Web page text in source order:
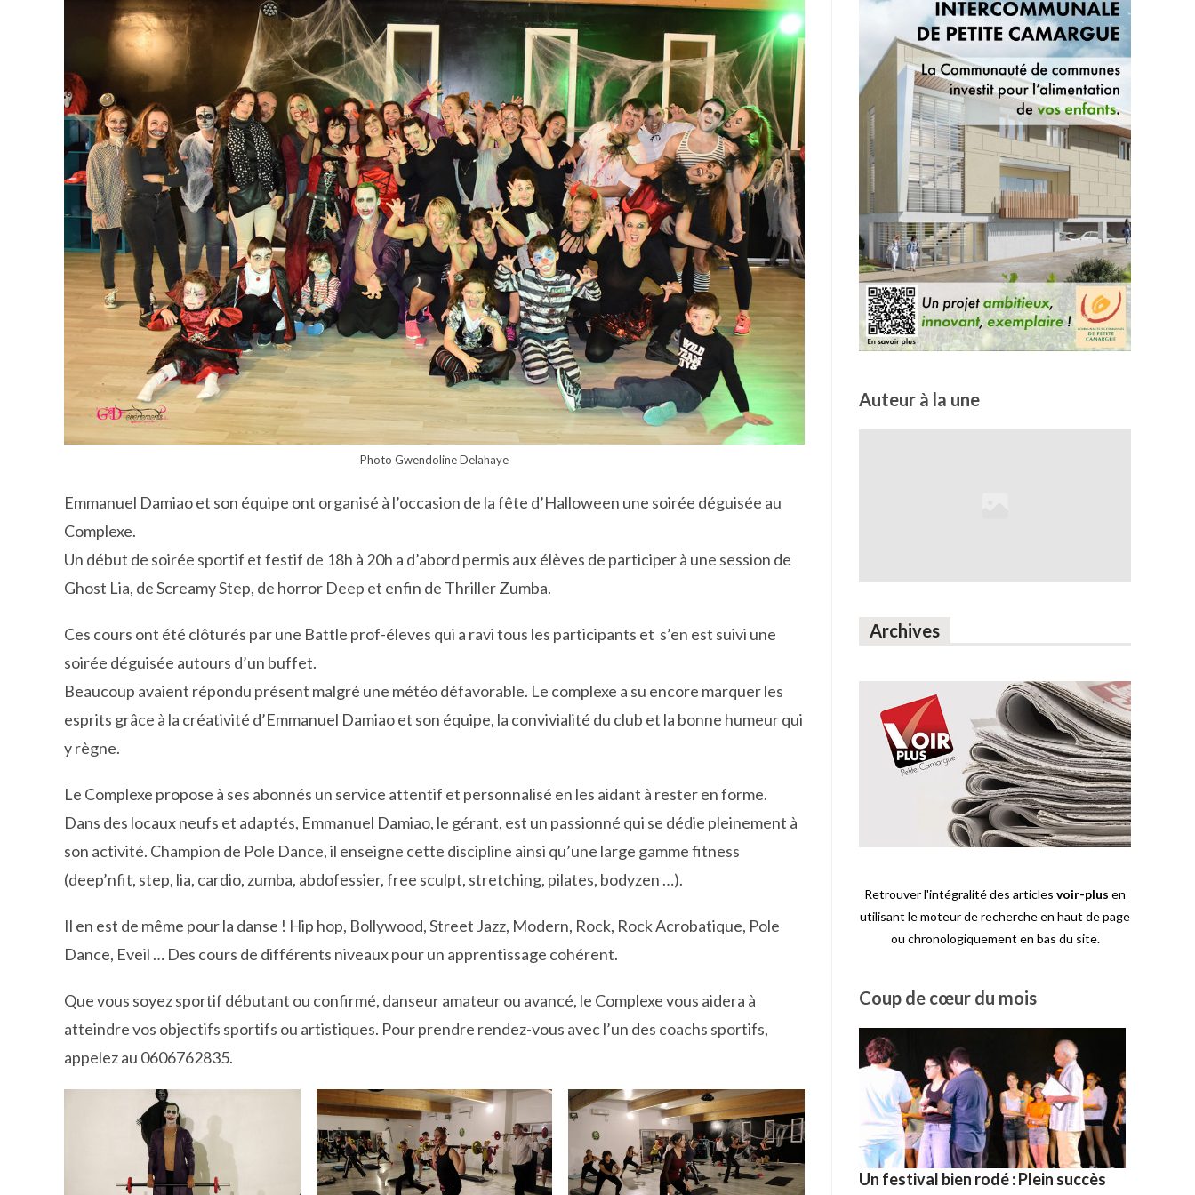
publication :
Photo Gwendoline Delahaye
Emmanuel Damiao et son équipe ont organisé à l’occasion de la fête d’Halloween une soirée déguisée au
Complexe.
Un début de soirée sportif et festif de 18h à 20h a d’abord permis aux élèves de participer à une session de
Ghost Lia, de Screamy Step, de horror Deep et enfin de Thriller Zumba.
Ces cours ont été clôturés par une Battle prof-éleves qui a ravi tous les participants et s’en est suivi une
soirée déguisée autours d’un buffet.
Beaucoup avaient répondu présent malgré une météo défavorable. Le complexe a su encore marquer les
esprits grâce à la créativité d’Emmanuel Damiao et son équipe, la convivialité du club et la bonne humeur qui
y règne.
Le Complexe propose à ses abonnés un service attentif et personnalisé en les aidant à rester en forme.
Dans des locaux neufs et adaptés, Emmanuel Damiao, le gérant, est un passionné qui se dédie pleinement à
son activité. Champion de Pole Dance, il enseigne cette discipline ainsi qu’une large gamme fitness
(deep’nfit, step, lia, cardio, zumba, abdofessier, free sculpt, stretching, pilates, bodyzen …).
Il en est de même pour la danse ! Hip hop, Bollywood, Street Jazz, Modern, Rock, Rock Acrobatique, Pole
Dance, Eveil … Des cours de différents niveaux pour un apprentissage cohérent.
Que vous soyez sportif débutant ou confirmé, danseur amateur ou avancé, le Complexe vous aidera à
atteindre vos objectifs sportifs ou artistiques. Pour prendre rendez-vous avec l’un des coachs sportifs,
appelez au 0606762835.
Auteur à la une
Archives
Retrouver l'intégralité des articles voir-plus en
utilisant le moteur de recherche en haut de page
ou chronologiquement en bas du site.
Coup de cœur du mois
Un festival bien rodé : Plein succès